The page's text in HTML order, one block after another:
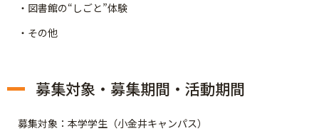
・図書館の“しごと”体験
・その他
募集対象・募集期間・活動期間
募集対象：本学学生（小金井キャンパス）